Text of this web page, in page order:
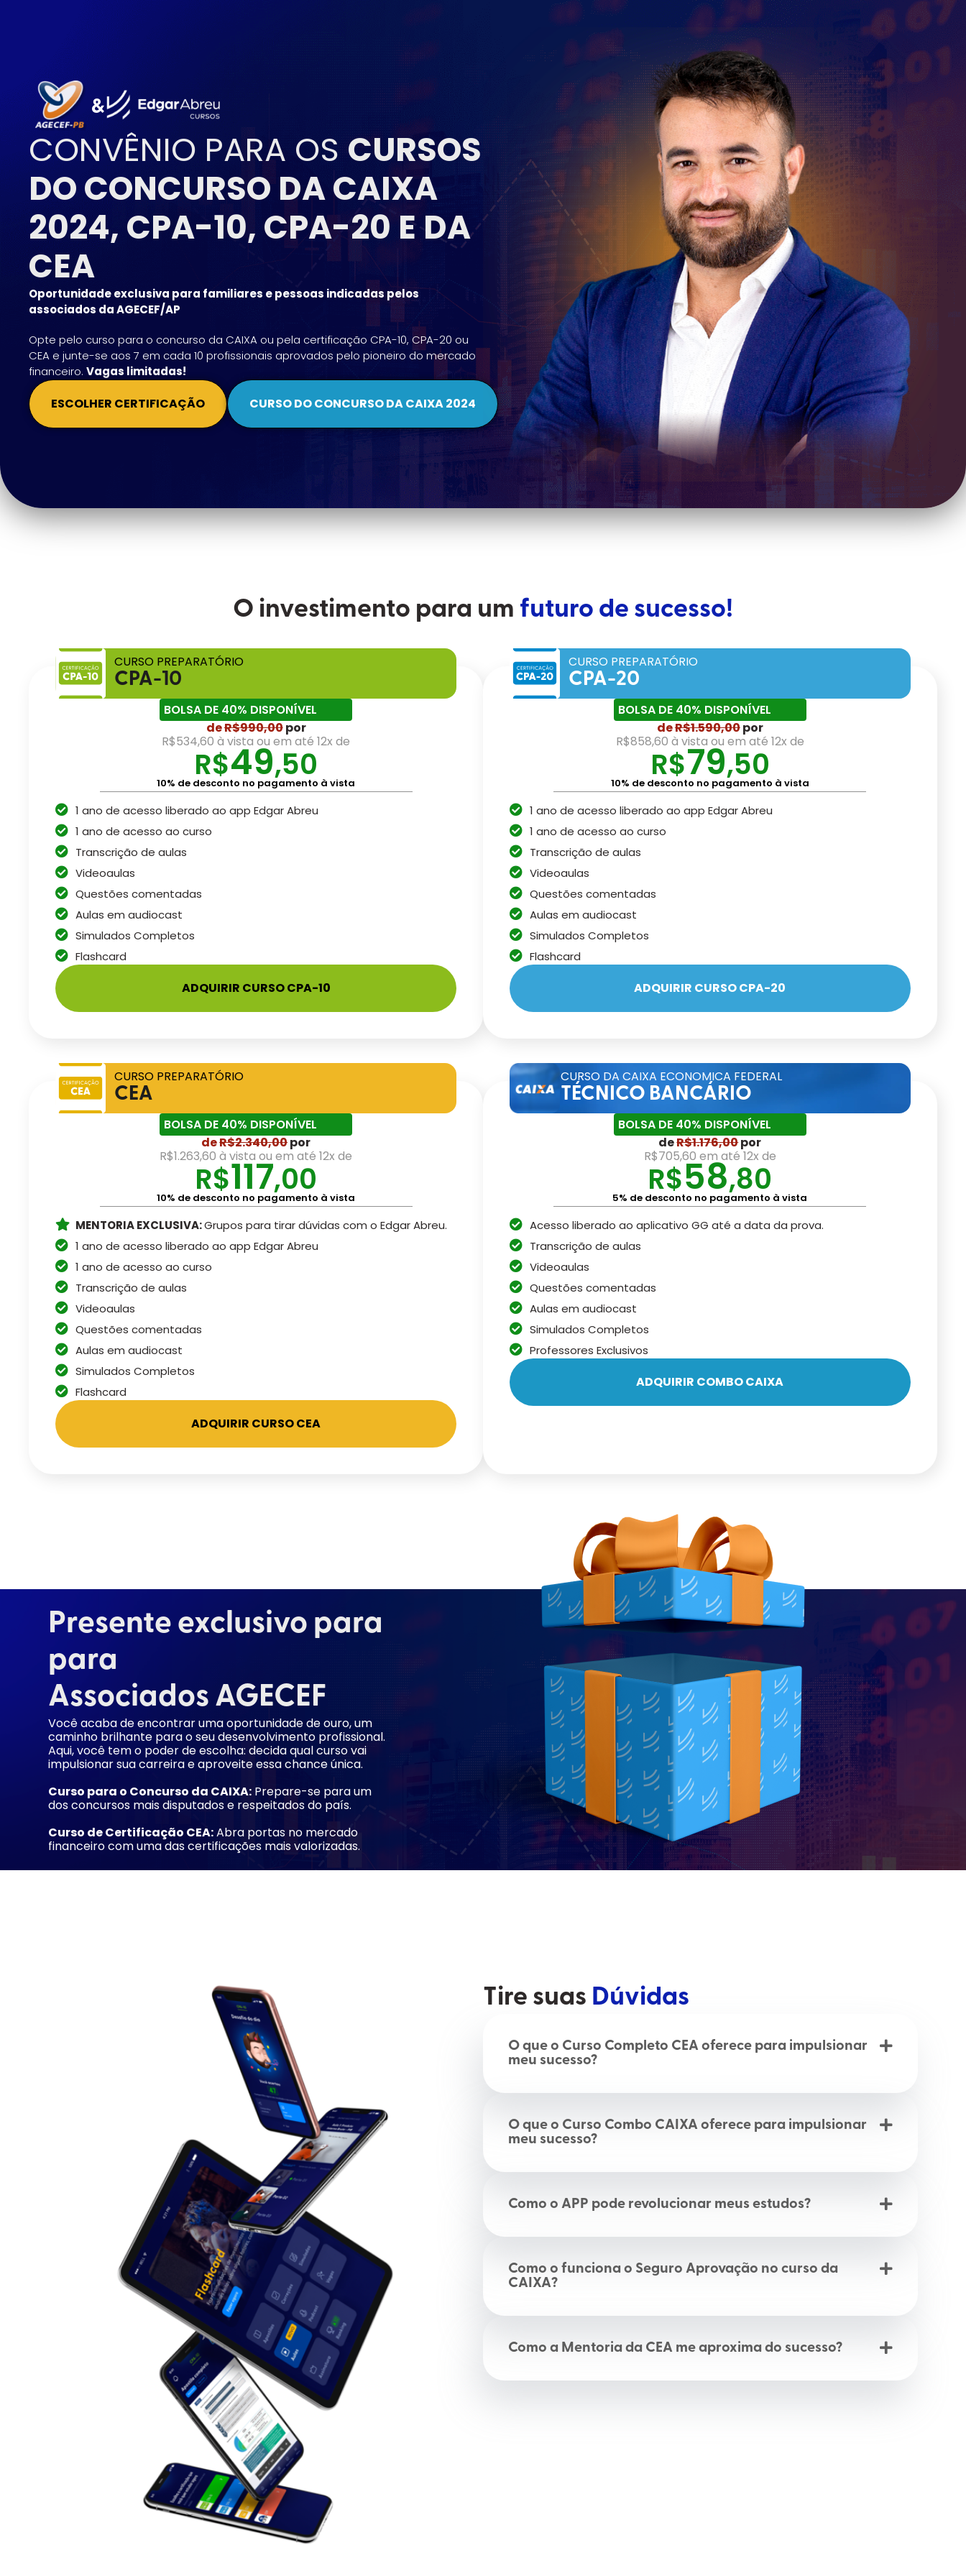
&
CONVÊNIO PARA OS CURSOS
DO CONCURSO DA CAIXA
2024, CPA-10, CPA-20 E DA
CEA
Oportunidade exclusiva para familiares e pessoas indicadas pelos
associados da AGECEF/AP
Opte pelo curso para o concurso da CAIXA ou pela certificação CPA-10, CPA-20 ou
CEA e junte-se aos 7 em cada 10 profissionais aprovados pelo pioneiro do mercado
financeiro.Vagas limitadas!
ESCOLHER CERTIFICAÇÃO CURSO DO CONCURSO DA CAIXA 2024
O investimento para um futuro de sucesso!
CURSO PREPARATÓRIO
CPA-10
BOLSA DE 40% DISPONÍVEL
deR$990,00por
R$534,60 à vista ou em até 12x de
R$49,50
10% de desconto no pagamento à vista
1 ano de acesso liberado ao app Edgar Abreu
1 ano de acesso ao curso
Transcrição de aulas
Videoaulas
Questões comentadas
Aulas em audiocast
Simulados Completos
Flashcard
ADQUIRIR CURSO CPA-10
CURSO PREPARATÓRIO
CPA-20
BOLSA DE 40% DISPONÍVEL
deR$1.590,00por
R$858,60 à vista ou em até 12x de
R$79,50
10% de desconto no pagamento à vista
1 ano de acesso liberado ao app Edgar Abreu
1 ano de acesso ao curso
Transcrição de aulas
Videoaulas
Questões comentadas
Aulas em audiocast
Simulados Completos
Flashcard
ADQUIRIR CURSO CPA-20
CURSO PREPARATÓRIO
CEA
BOLSA DE 40% DISPONÍVEL
deR$2.340,00por
R$1.263,60 à vista ou em até 12x de
R$117,00
10% de desconto no pagamento à vista
MENTORIA EXCLUSIVA:Grupos para tirar dúvidas com o Edgar Abreu.
1 ano de acesso liberado ao app Edgar Abreu
1 ano de acesso ao curso
Transcrição de aulas
Videoaulas
Questões comentadas
Aulas em audiocast
Simulados Completos
Flashcard
ADQUIRIR CURSO CEA
CURSO DA CAIXA ECONOMICA FEDERAL
TÉCNICO BANCÁRIO
BOLSA DE 40% DISPONÍVEL
deR$1.176,00por
R$705,60 em até 12x de
R$58,80
5% de desconto no pagamento à vista
Acesso liberado ao aplicativo GG até a data da prova.
Transcrição de aulas
Videoaulas
Questões comentadas
Aulas em audiocast
Simulados Completos
Professores Exclusivos
ADQUIRIR COMBO CAIXA
Presente exclusivo para
para
Associados AGECEF
Você acaba de encontrar uma oportunidade de ouro, um
caminho brilhante para o seu desenvolvimento profissional.
Aqui, você tem o poder de escolha: decida qual curso vai
impulsionar sua carreira e aproveite essa chance única.
Curso para o Concurso da CAIXA: Prepare-se para um
dos concursos mais disputados e respeitados do país.
Curso de Certificação CEA:Abra portas no mercado
financeiro com uma das certificações mais valorizadas.
Tire suas Dúvidas
O que o Curso Completo CEA oferece para impulsionar
meu sucesso?
O que o Curso Combo CAIXA oferece para impulsionar
meu sucesso?
Como o APP pode revolucionar meus estudos?
Como o funciona o Seguro Aprovação no curso da
CAIXA?
Como a Mentoria da CEA me aproxima do sucesso?